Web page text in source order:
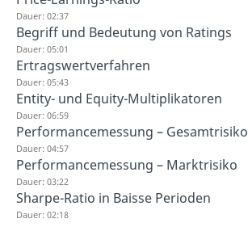
Dauer: 02:37
Begriff und Bedeutung von Ratings
Dauer: 05:01
Ertragswertverfahren
Dauer: 05:43
Entity- und Equity-Multiplikatoren
Dauer: 06:59
Performancemessung – Gesamtrisiko
Dauer: 04:57
Performancemessung – Marktrisiko
Dauer: 03:22
Sharpe-Ratio in Baisse Perioden
Dauer: 02:18